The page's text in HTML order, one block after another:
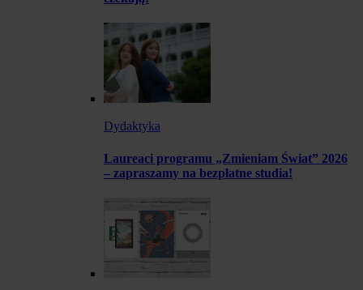
Dydaktyka
Laureaci programu „Zmieniam Świat” 2026
– zapraszamy na bezpłatne studia!